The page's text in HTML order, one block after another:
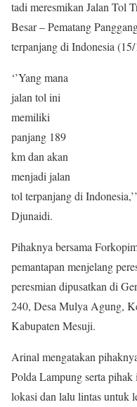
tadi meresmikan Jalan Tol
Besar – Pematang
terpanjang di Indonesia
‘’Yang mana
jalan tol ini
memiliki
panjang 189
km dan akan
menjadi jalan
tol terpanjang di
Djunaidi.
Pihaknya bersama
pemantapan menjelang
peresmian dipusatkan di
240, Desa Mulya Agung,
Kabupaten Mesuji.
Arinal mengatakan
Polda Lampung serta pihak
lokasi dan lalu lintas untuk